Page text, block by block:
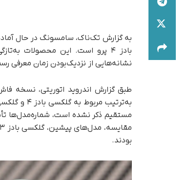
نشانه‌هایی از نزدیک‌بودن زمان معرفی
مستقیم ذکر نشده است، شماره‌مدل‌ها
بودند.